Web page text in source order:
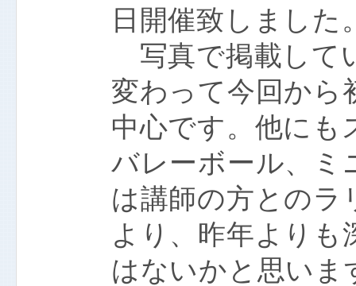
日開催致しました
写真で掲載して
変わって今回から
中心です。他にも
バレーボール、ミ
は講師の方とのラ
より、昨年よりも
はないかと思いま